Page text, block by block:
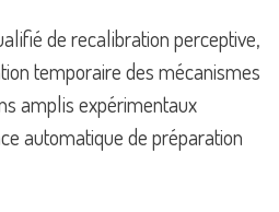
de recalibration perceptive,
temporaire des mécanismes
amplis expérimentaux
automatique de préparation